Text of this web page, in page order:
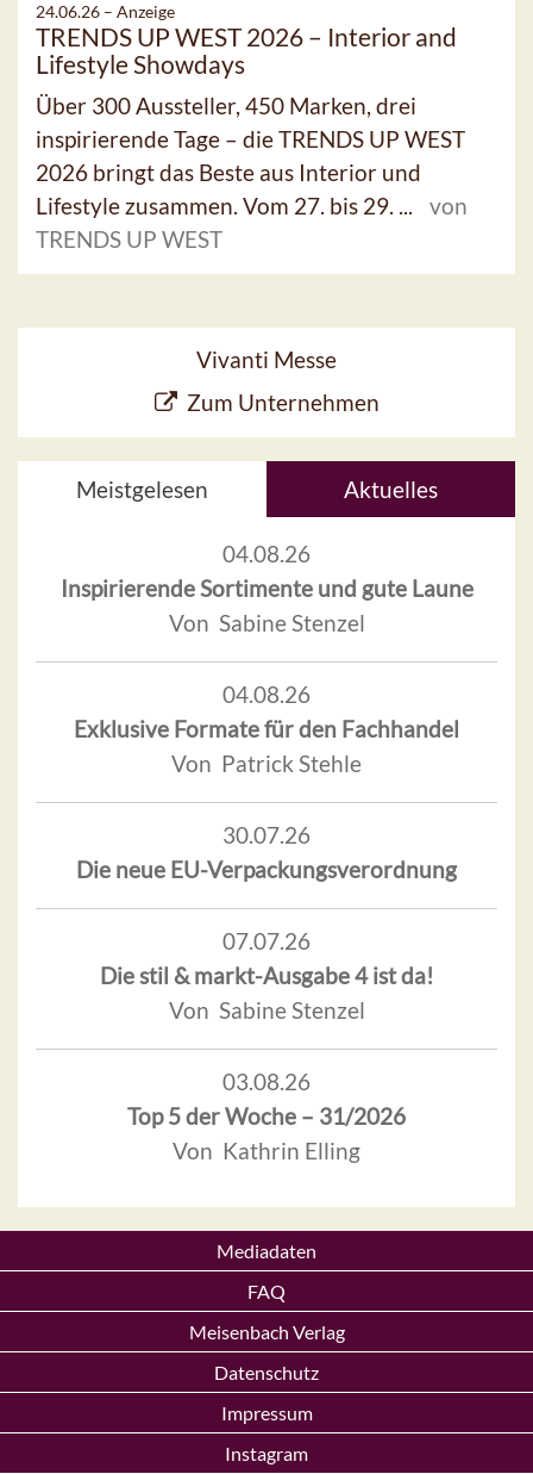
24.06.26 – Anzeige
TRENDS UP WEST 2026 – Interior and
Lifestyle Showdays
Über 300 Aussteller, 450 Marken, drei
inspirierende Tage – die TRENDS UP WEST
2026 bringt das Beste aus Interior und
Lifestyle zusammen. Vom 27. bis 29. ...
von
TRENDS UP WEST
Vivanti Messe
Zum Unternehmen
Meistgelesen Aktuelles
04.08.26
Inspirierende Sortimente und gute Laune
Von Sabine Stenzel
04.08.26
Exklusive Formate für den Fachhandel
Von Patrick Stehle
30.07.26
Die neue EU-Verpackungsverordnung
07.07.26
Die stil & markt-Ausgabe 4 ist da!
Von Sabine Stenzel
03.08.26
Top 5 der Woche – 31/2026
Von Kathrin Elling
Mediadaten
FAQ
Meisenbach Verlag
Datenschutz
Impressum
Instagram